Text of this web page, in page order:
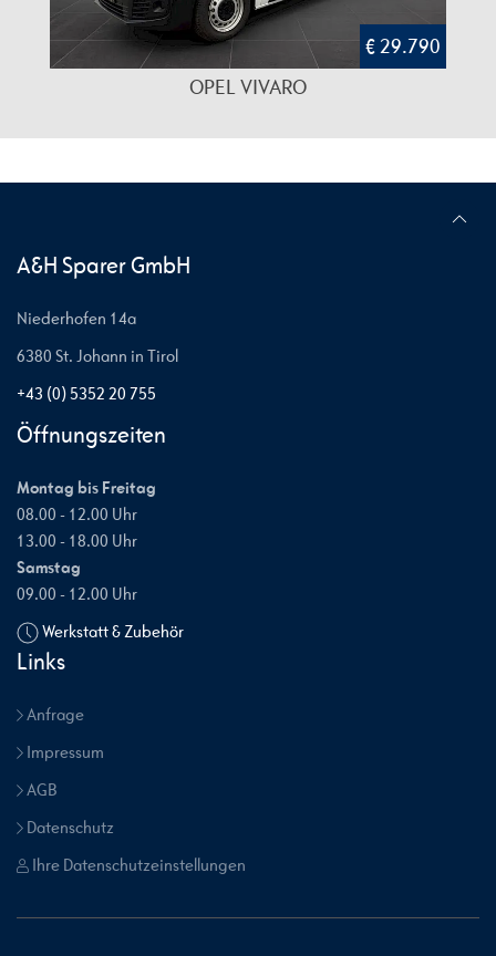
€ 29.790
OPEL VIVARO
A&H Sparer GmbH
Niederhofen 14a
6380 St. Johann in Tirol
+43 (0) 5352 20 755
Öffnungszeiten
Montag bis Freitag
08.00 - 12.00 Uhr
13.00 - 18.00 Uhr
Samstag
09.00 - 12.00 Uhr
Werkstatt & Zubehör
Links
Anfrage
Impressum
AGB
Datenschutz
Ihre Datenschutzeinstellungen